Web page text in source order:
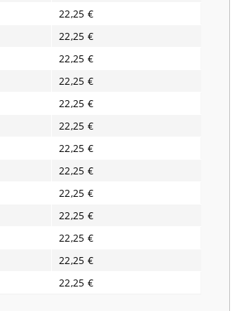
22,25 €
22,25 €
22,25 €
22,25 €
22,25 €
22,25 €
22,25 €
22,25 €
22,25 €
22,25 €
22,25 €
22,25 €
22,25 €